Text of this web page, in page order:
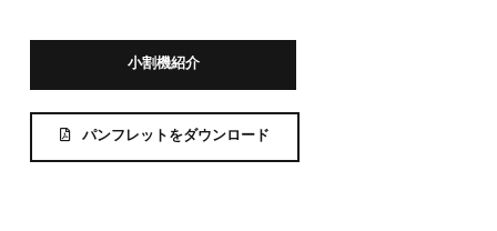
小割機紹介
パンフレットをダウンロード